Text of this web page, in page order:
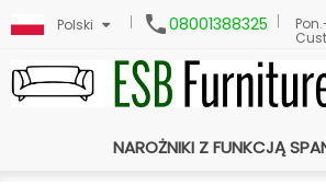
Polski 08001388325
NAROŻNIKI Z FUNKCJĄ